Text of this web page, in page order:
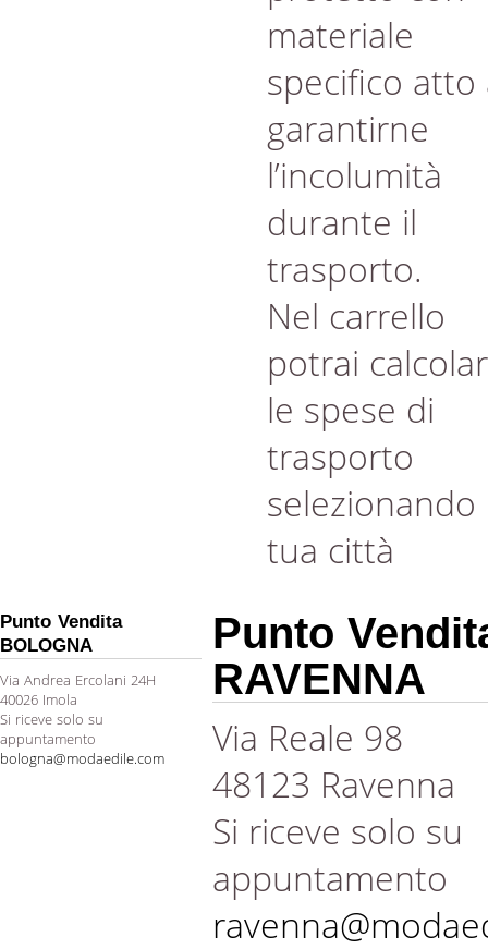
materiale
specifico atto
garantirne
l’incolumità
durante il
trasporto.
Nel carrello
potrai
le spese di
trasporto
selezionando
tua città
Punto Vendita
BOLOGNA
Via Andrea Ercolani 24H
40026 Imola
Si riceve solo su
appuntamento
bologna@modaedile.com
Punto
RAVENNA
Via Reale 98
48123 Ravenna
Si riceve solo su
appuntamento